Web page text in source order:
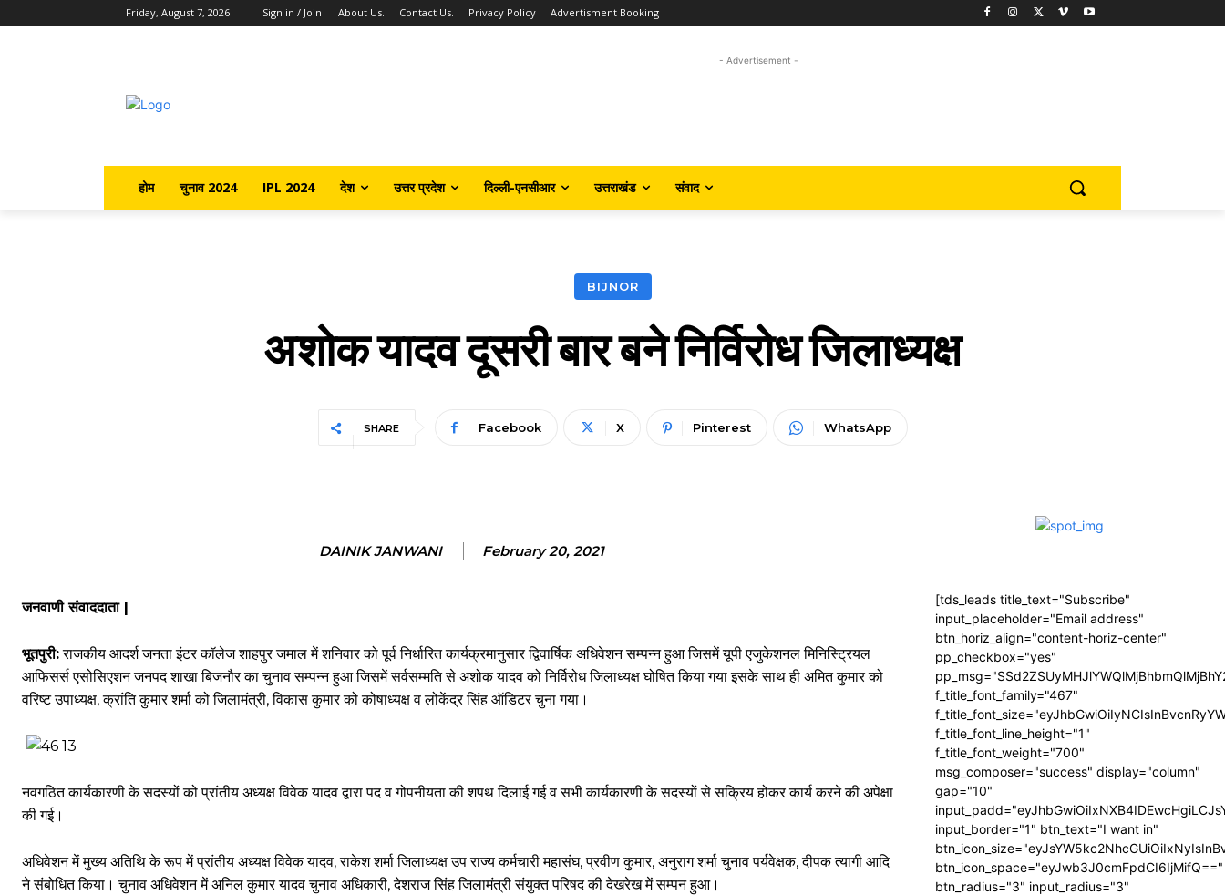
Friday, August 7, 2026 Sign in / Join About Us. Contact Us. Privacy Policy Advertisment Booking
- Advertisement -
होम चुनाव 2024 IPL 2024 देश उत्तर प्रदेश दिल्ली-एनसीआर उत्तराखंड संवाद
BIJNOR
अशोक यादव दूसरी बार बने निर्विरोध जिलाध्यक्ष
SHARE Facebook X Pinterest WhatsApp
DAINIK JANWANI February 20, 2021
जनवाणी संवाददाता |
भूतपुरी:राजकीय आदर्श जनता इंटर कॉलेज शाहपुर जमाल में शनिवार को पूर्व निर्धारित कार्यक्रमानुसार द्विवार्षिक अधिवेशन सम्पन्न हुआ जिसमें यूपी एजुकेशनल मिनिस्ट्रियल
आफिसर्स एसोसिएशन जनपद शाखा बिजनौर का चुनाव सम्पन्न हुआ जिसमें सर्वसम्मति से अशोक यादव को निर्विरोध जिलाध्यक्ष घोषित किया गया इसके साथ ही अमित कुमार को
वरिष्ट उपाध्यक्ष, क्रांति कुमार शर्मा को जिलामंत्री, विकास कुमार को कोषाध्यक्ष व लोकेंद्र सिंह ऑडिटर चुना गया।
नवगठित कार्यकारणी के सदस्यों को प्रांतीय अध्यक्ष विवेक यादव द्वारा पद व गोपनीयता की शपथ दिलाई गई व सभी कार्यकारणी के सदस्यों से सक्रिय होकर कार्य करने की अपेक्षा
की गई।
अधिवेशन में मुख्य अतिथि के रूप में प्रांतीय अध्यक्ष विवेक यादव, राकेश शर्मा जिलाध्यक्ष उप राज्य कर्मचारी महासंघ, प्रवीण कुमार, अनुराग शर्मा चुनाव पर्यवेक्षक, दीपक त्यागी आदि
ने संबोधित किया। चुनाव अधिवेशन में अनिल कुमार यादव चुनाव अधिकारी, देशराज सिंह जिलामंत्री संयुक्त परिषद की देखरेख में सम्पन हुआ।
[tds_leads title_text="Subscribe"
input_placeholder="Email address"
btn_horiz_align="content-horiz-center"
pp_checkbox="yes"
f_title_font_family="467"
f_title_font_line_height="1"
f_title_font_weight="700"
msg_composer="success" display="column"
gap="10"
input_border="1" btn_text="I want in"
btn_icon_space="eyJwb3J0cmFpdCI6IjMifQ=="
btn_radius="3" input_radius="3"